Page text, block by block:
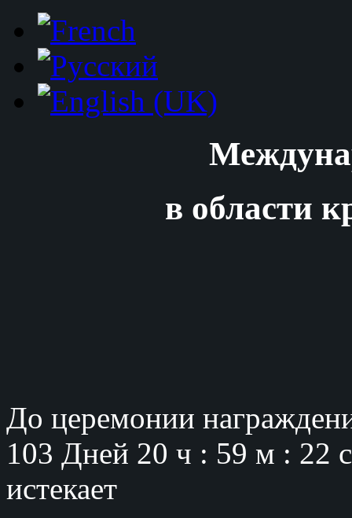
в области
До церемонии
103 Дней 20 ч : 59 м : 21
истекает